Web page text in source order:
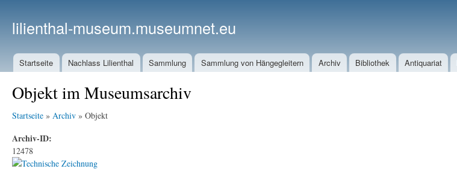
lilienthal-museum.museumnet.eu
Startseite Nachlass Lilienthal Sammlung Sammlung von Hängegleitern Archiv Bibliothek Antiquariat
Objekt im Museumsarchiv
Startseite » Archiv » Objekt
Archiv-ID:
12478